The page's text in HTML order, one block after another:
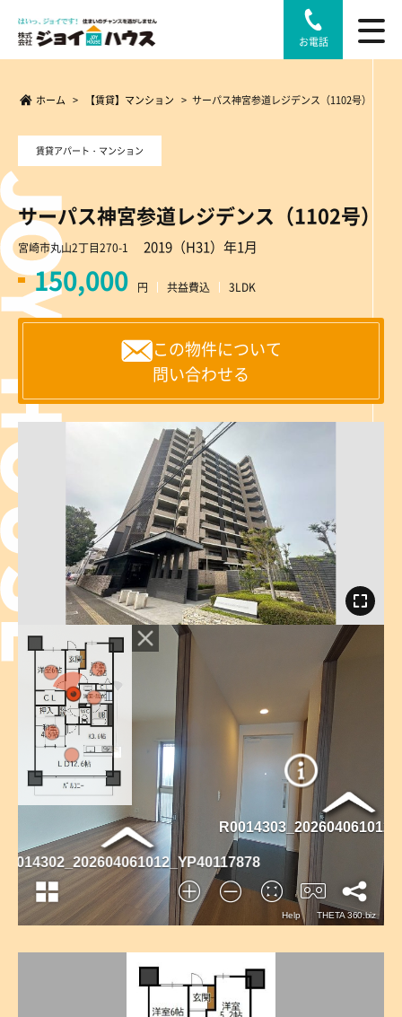
お電話
ホーム > 【賃貸】マンション > サーパス神宮参道レジデンス（1102号）
賃貸アパート・マンション
サーパス神宮参道レジデンス（1102号）
宮崎市丸山2丁目270-1 2019（H31）年1月
150,000 円 共益費込 3LDK
この物件について
問い合わせる